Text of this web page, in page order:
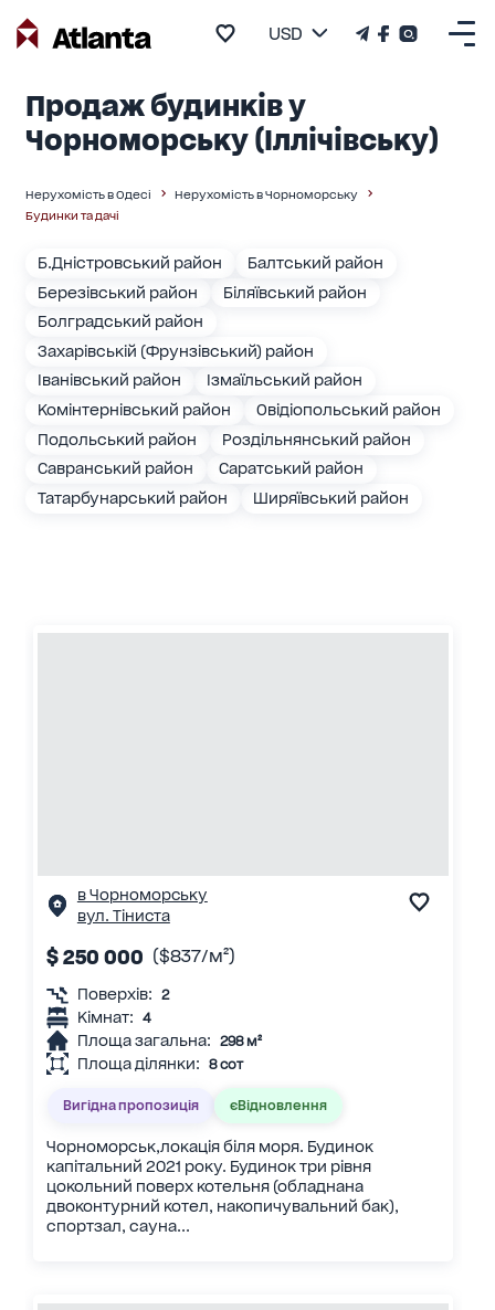
USD
Продаж будинків у
Чорноморську (Іллічівську)
Нерухомість в Одесі
Нерухомість в Чорноморську
Будинки та дачі
Б.Дністровський район
Балтський район
Березівський район
Біляївський район
Болградський район
Захарівській (Фрунзівський) район
Іванівський район
Ізмаїльський район
Комінтернівський район
Овідіопольський район
Подольський район
Роздільнянський район
Савранський район
Саратський район
Татарбунарський район
Ширяївський район
в Чорноморську
вул. Тіниста
$ 250 000 ($837/м²)
Поверхів: 2
Кімнат: 4
Площа загальна: 298 м²
Площа ділянки: 8 сот
Вигідна пропозиція єВідновлення
Чорноморськ,локація біля моря. Будинок
капітальний 2021 року. Будинок три рівня
цокольний поверх котельня (обладнана
двоконтурний котел, накопичувальний бак),
спортзал, сауна...